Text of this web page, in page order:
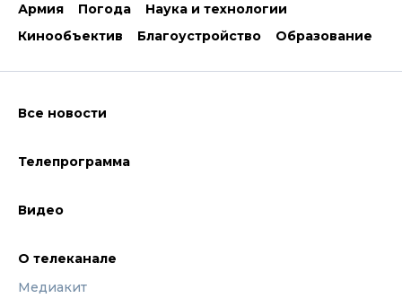
Армия
Погода
Наука и технологии
Кинообъектив
Благоустройство Образование
Все новости
Телепрограмма
Видео
О телеканале
Медиакит